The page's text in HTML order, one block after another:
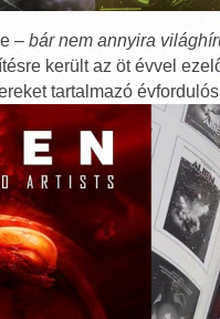
– bár nem annyira
került az öt évvel
tartalmazó